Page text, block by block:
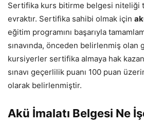
Sertifika kurs bitirme belgesi niteliği
evraktır. Sertifika sahibi olmak için
eğitim programını başarıyla
sınavında, önceden belirlenmiş olan
kursiyerler sertifika almaya hak
sınavı geçerlilik puanı 100 puan
olarak belirlenmiştir.
Akü İmalatı Belgesi Ne